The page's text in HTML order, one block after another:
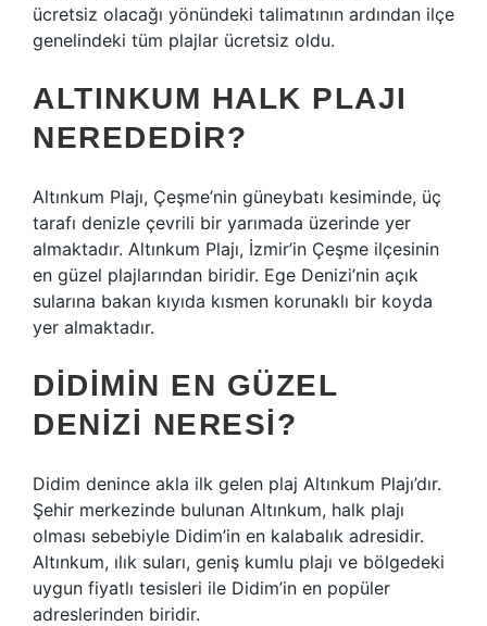
ücretsiz olacağı yönündeki talimatının ardından ilçe
genelindeki tüm plajlar ücretsiz oldu.
ALTINKUM HALK PLAJI
NEREDEDIR?
Altınkum Plajı, Çeşme’nin güneybatı kesiminde, üç
tarafı denizle çevrili bir yarımada üzerinde yer
almaktadır. Altınkum Plajı, İzmir’in Çeşme ilçesinin
en güzel plajlarından biridir. Ege Denizi’nin açık
sularına bakan kıyıda kısmen korunaklı bir koyda
yer almaktadır.
DIDIMIN EN GÜZEL
DENIZI NERESI?
Didim denince akla ilk gelen plaj Altınkum Plajı’dır.
Şehir merkezinde bulunan Altınkum, halk plajı
olması sebebiyle Didim’in en kalabalık adresidir.
Altınkum, ılık suları, geniş kumlu plajı ve bölgedeki
uygun fiyatlı tesisleri ile Didim’in en popüler
adreslerinden biridir.